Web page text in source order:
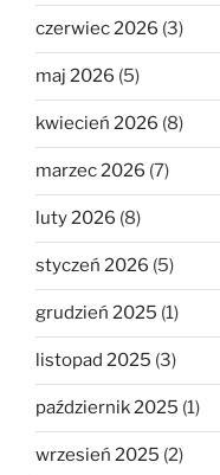
czerwiec 2026 (3)
maj 2026 (5)
kwiecień 2026 (8)
marzec 2026 (7)
luty 2026 (8)
styczeń 2026 (5)
grudzień 2025 (1)
listopad 2025 (3)
październik 2025 (1)
wrzesień 2025 (2)